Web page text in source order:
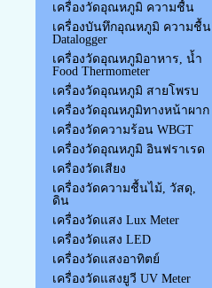
เครื่องวัดอุณหภูมิ ความชื้น
เครื่องบันทึกอุณหภูมิ ความชื้น
Datalogger
เครื่องวัดอุณหภูมิอาหาร, น้ำ
Food Thermometer
เครื่องวัดอุณหภูมิ สายโพรบ
เครื่องวัดอุณหภูมิทางหน้าผาก
เครื่องวัดความร้อน WBGT
เครื่องวัดอุณหภูมิ อินฟราเรด
เครื่องวัดเสียง
เครื่องวัดความชื้นไม้, วัสดุ,
ดิน
เครื่องวัดแสง Lux Meter
เครื่องวัดแสง LED
เครื่องวัดแสงอาทิตย์
เครื่องวัดแสงยูวี UV Meter